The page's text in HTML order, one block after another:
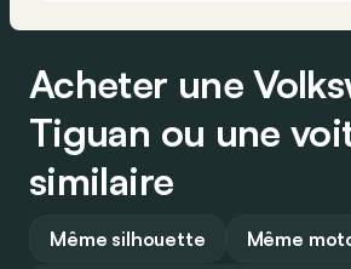
Acheter une
Tiguan ou une
similaire
Même silhouette Même